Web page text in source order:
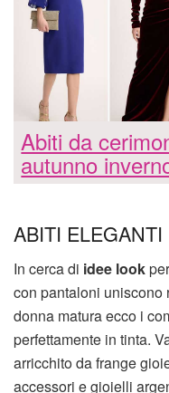
Abiti da
autunno
ABITI
In cerca di idee look
con pantaloni uniscono
donna matura ecco i
perfettamente in tinta.
arricchito da frange
accessori e gioielli